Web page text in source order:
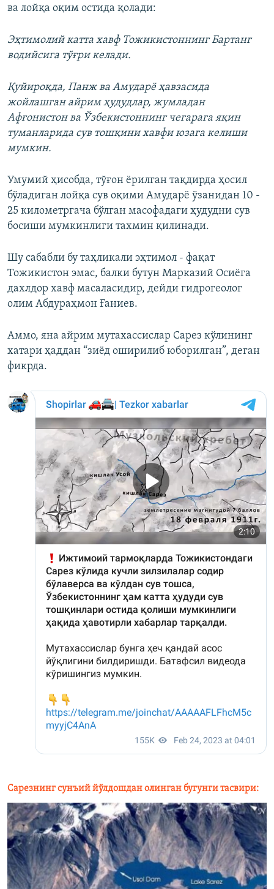
ва лойқа оқим остида қолади:
Эҳтимолий катта хавф Тожикистоннинг Бартанг
водийсига тўғри келади.
Қуйироқда, Панж ва Амударё ҳавзасида
жойлашган айрим ҳудудлар, жумладан
Афғонистон ва Ўзбекистоннинг чегарага яқин
туманларида сув тошқини хавфи юзага келиши
мумкин.
Умумий ҳисобда, тўғон ёрилган тақдирда ҳосил
бўладиган лойқа сув оқими Амударё ўзанидан 10 -
25 километргача бўлган масофадаги ҳудудни сув
босиши мумкинлиги тахмин қилинади.
Шу сабабли бу таҳликали эҳтимол - фақат
Тожикистон эмас, балки бутун Марказий Осиёга
дахлдор хавф масаласидир, дейди гидрогеолог
олим Абдураҳмон Ғаниев.
Аммо, яна айрим мутахассислар Сарез кўлининг
хатари ҳаддан “зиёд оширилиб юборилган”, деган
фикрда.
Сарезнинг сунъий йўлдошдан олинган бугунги тасвири: